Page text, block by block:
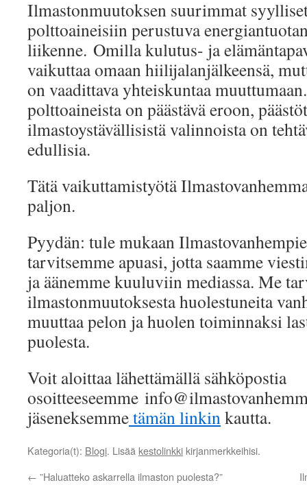
Ilmastonmuutoksen suurimmat
polttoaineisiin perustuva
liikenne. Omilla kulutus- ja
vaikuttaa omaan hiilijalanjälkeensä,
on vaadittava yhteiskuntaa
polttoaineista on päästävä eroon,
ilmastoystävällisistä valinnoista on
edullisia.
Tätä vaikuttamistyötä
paljon.
Pyydän: tule mukaan
tarvitsemme apuasi, jotta saamme
ja äänemme kuuluviin mediassa. Me
ilmastonmuutoksesta huolestuneita
muuttaa pelon ja huolen toiminnaksi
puolesta.
Voit aloittaa lähettämällä sähköpostia
osoitteeseemme
jäseneksemmetämän linkinkautta.
Kategoria(t): Blogi. Lisää kestolinkki kirjanmerkkeihisi.
← ”Haluatteko askarrella ilmaston puolesta?”